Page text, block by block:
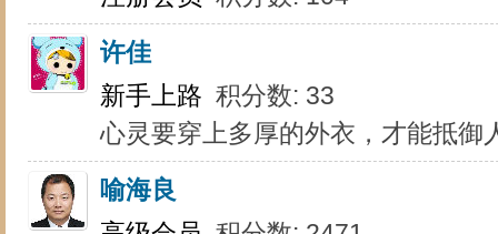
许佳
新手上路 积分数: 33
心灵要穿上多厚的外衣，才能抵御
喻海良